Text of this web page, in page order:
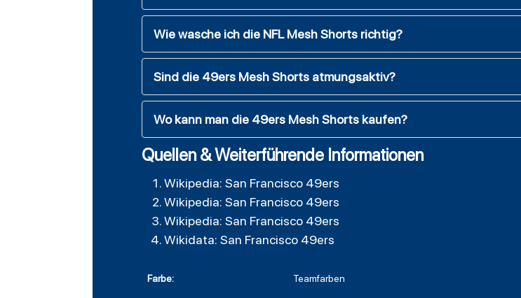
Wie wasche ich die NFL Mesh Shorts richtig?
Sind die 49ers Mesh Shorts atmungsaktiv?
Wo kann man die 49ers Mesh Shorts kaufen?
Quellen & Weiterführende Informationen
Wikipedia: San Francisco 49ers
Wikipedia: San Francisco 49ers
Wikipedia: San Francisco 49ers
Wikidata: San Francisco 49ers
Farbe: Teamfarben